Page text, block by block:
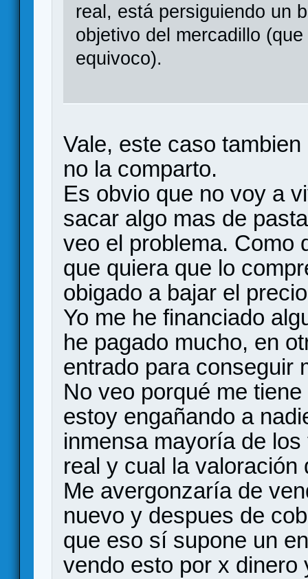
real, está persiguiendo un
objetivo del mercadillo
equivoco).
Vale, este caso
no la comparto.
Es obvio que no voy a
sacar algo mas de
veo el problema. Como
que quiera que lo
obigado a bajar el
Yo me he financiado
he pagado mucho, en
entrado para conseguir
No veo porqué me
estoy engañando a
inmensa mayoría de
real y cual la valoración
Me avergonzaría de
nuevo y despues de
que eso sí supone un
vendo esto por x dinero